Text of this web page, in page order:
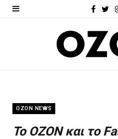
F
k
T
i
OZON NEWS
To OZON και το